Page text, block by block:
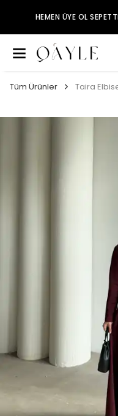
HEMEN ÜYE OL
Tüm Ürünler Taira